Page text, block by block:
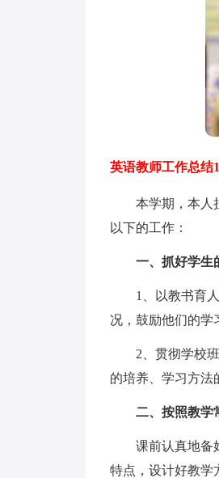
英语教师工作总结1
本学期，本人担
以下的工作：
一、抓好学生的
1、以教书育人
况，鼓励他们的学
2、贯彻学校班
的培养、学习方法
二、按照教学
课前认真地备好
特点，设计好教学